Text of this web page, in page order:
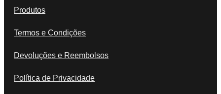
Produtos
Termos e Condições
Devoluções e Reembolsos
Política de Privacidade